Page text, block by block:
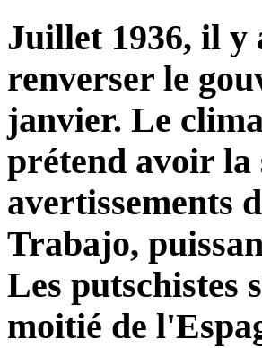
Juillet 1936, il y
renverser le
janvier. Le
prétend avoir la
avertissements
Trabajo,
Les putschistes
moitié de